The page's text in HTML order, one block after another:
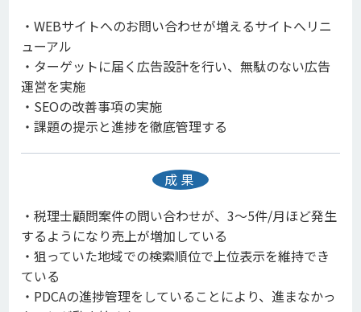
・WEBサイトへのお問い合わせが増えるサイトへリニ
ューアル
・ターゲットに届く広告設計を行い、無駄のない広告
運営を実施
・SEOの改善事項の実施
・課題の提示と進捗を徹底管理する
成果
・税理士顧問案件の問い合わせが、3～5件/月ほど発生
するようになり売上が増加している
・狙っていた地域での検索順位で上位表示を維持でき
ている
・PDCAの進捗管理をしていることにより、進まなかっ